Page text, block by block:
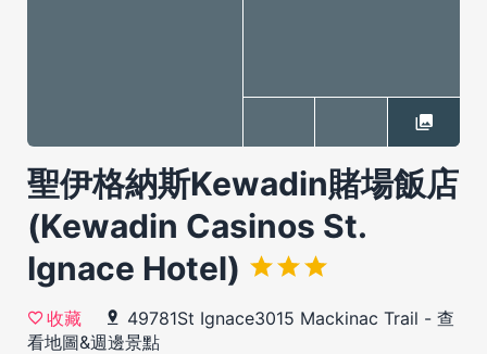
聖伊格納斯Kewadin賭場飯店
(Kewadin Casinos St.
Ignace Hotel)
收藏 49781St Ignace3015 Mackinac Trail - 查
看地圖&週邊景點